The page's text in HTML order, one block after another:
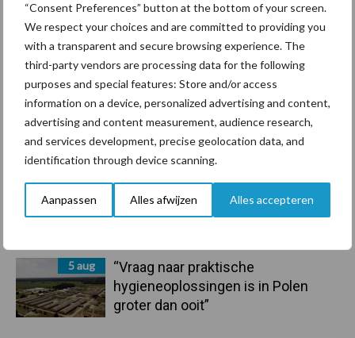
“Consent Preferences” button at the bottom of your screen.
We respect your choices and are committed to providing you
with a transparent and secure browsing experience. The
third-party vendors are processing data for the following
purposes and special features: Store and/or access
information on a device, personalized advertising and content,
advertising and content measurement, audience research,
and services development, precise geolocation data, and
identification through device scanning.
Aanpassen Alles afwijzen Alles accepteren
7 aug
De speenhuid: een vaak
onderschatte risicofactor voor
mastitis
6 aug
ForFarmers ziet volume en
marktaandeel groeien in krimpende
Nederlandse markt
langere levensduur
5 aug
“Vraag naar praktische
hygieneoplossingen is in Polen
groter dan ooit”